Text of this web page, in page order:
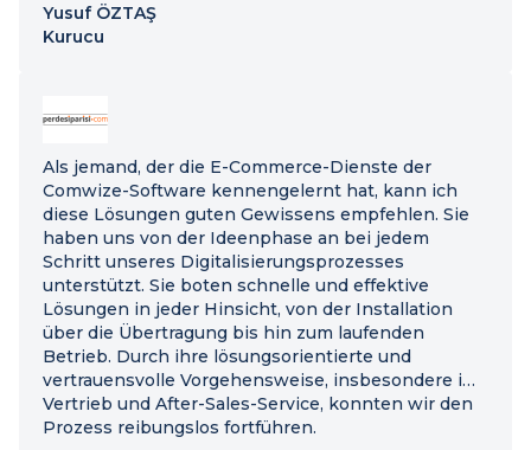
Yusuf ÖZTAŞ
Kurucu
Als jemand, der die E-Commerce-Dienste der
Comwize-Software kennengelernt hat, kann ich
diese Lösungen guten Gewissens empfehlen. Sie
haben uns von der Ideenphase an bei jedem
Schritt unseres Digitalisierungsprozesses
unterstützt. Sie boten schnelle und effektive
Lösungen in jeder Hinsicht, von der Installation
über die Übertragung bis hin zum laufenden
Betrieb. Durch ihre lösungsorientierte und
vertrauensvolle Vorgehensweise, insbesondere im
Vertrieb und After-Sales-Service, konnten wir den
Prozess reibungslos fortführen.